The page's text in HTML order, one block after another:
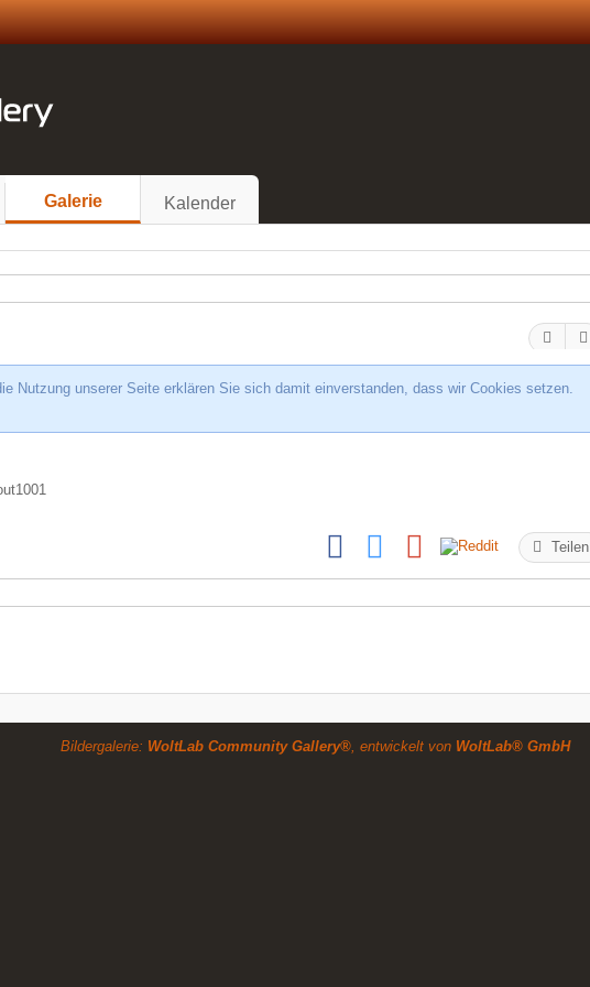
Galerie Kalender
Nutzung unserer Seite erklären Sie sich damit einverstanden, dass wir Cookies setzen.
Teilen
Bildergalerie: WoltLab Community Gallery®, entwickelt von WoltLab® GmbH